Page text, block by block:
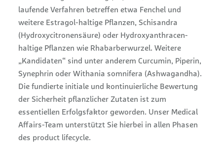
laufende Verfahren betreffen etwa Fenchel und
weitere Estragol-haltige Pflanzen, Schisandra
(Hydroxycitronensäure) oder Hydroxyanthracen-
haltige Pflanzen wie Rhabarberwurzel. Weitere
„Kandidaten“ sind unter anderem Curcumin, Piperin,
Synephrin oder Withania somnifera (Ashwagandha).
Die fundierte initiale und kontinuierliche Bewertung
der Sicherheit pflanzlicher Zutaten ist zum
essentiellen Erfolgsfaktor geworden. Unser Medical
Affairs-Team unterstützt Sie hierbei in allen Phasen
des product lifecycle.